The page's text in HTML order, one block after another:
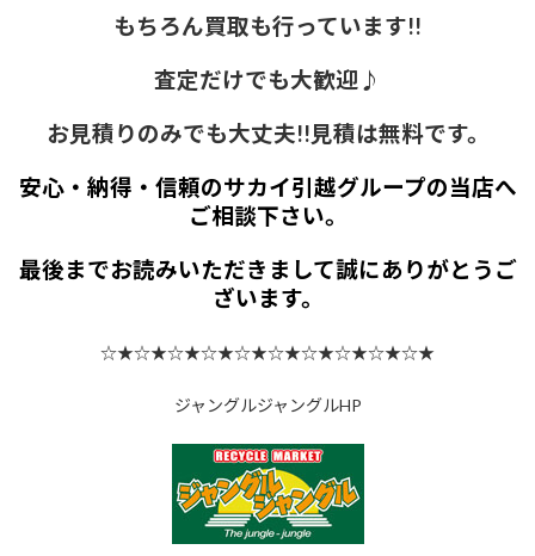
もちろん買取も行っています!!
査定だけでも大歓迎♪
お見積りのみでも大丈夫!!見積は無料です。
安心・納得・信頼のサカイ引越グループの当店へ
ご相談下さい。
最後までお読みいただきまして誠にありがとうご
ざいます。
☆★☆★☆★☆★☆★☆★☆★☆★☆★☆★
ジャングルジャングルHP